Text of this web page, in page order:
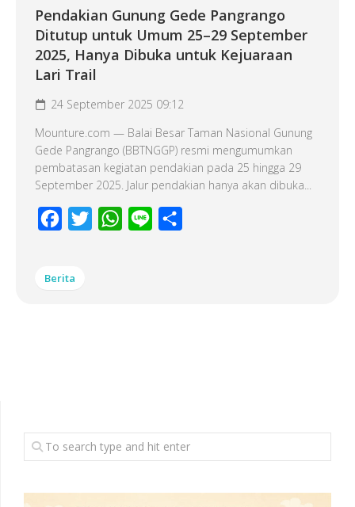
Pendakian Gunung Gede Pangrango
Ditutup untuk Umum 25–29 September
2025, Hanya Dibuka untuk Kejuaraan
Lari Trail
24 September 2025 09:12
Mounture.com — Balai Besar Taman Nasional Gunung
Gede Pangrango (BBTNGGP) resmi mengumumkan
pembatasan kegiatan pendakian pada 25 hingga 29
September 2025. Jalur pendakian hanya akan dibuka...
Facebook
Twitter WhatsApp
Line
Berita